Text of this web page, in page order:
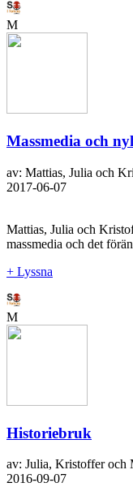
M
Massmedia och
av: Mattias, Julia och
2017-06-07
Mattias, Julia och
massmedia och det
+ Lyssna
M
Historiebruk
av: Julia, Kristoffer och
2016-09-07